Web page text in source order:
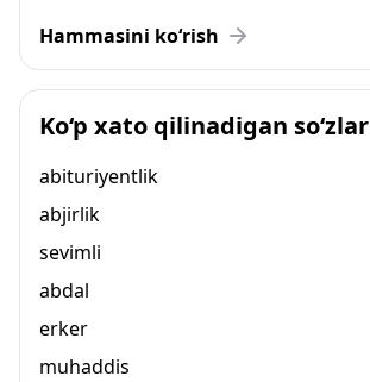
Hammasini ko‘rish
Ko‘p xato qilinadigan so‘zlar
abituriyentlik
abjirlik
sevimli
abdal
erker
muhaddis